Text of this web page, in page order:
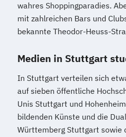
wahres Shoppingparadies.
mit zahlreichen Bars und
bekannte Theodor-Heuss-
Medien in Stuttgart
In Stuttgart verteilen sich
auf sieben öffentliche
Unis Stuttgart und
bildenden Künste und die
Württemberg Stuttgart sowie